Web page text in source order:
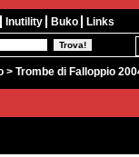
> Trombe di Falloppio
Inutility Buko Links